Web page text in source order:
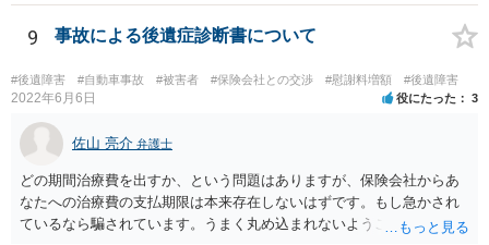
果と認定理由書も相手方任意保険会社から入手できる可能性がありま
す。 これらが難しくても、通院していた病院のカルテを取り付けるこ
と等で代替が可能な場合もあります。 事故からどの程度期間が経過し
ているがが定かではありませんが、昨年４月から既に１年半年程度経
過しており、時効なども意識しながら対応をしておきたいところで
す。 待っていても事態が打開しない可能性もあるため、依頼の対応が
可能な弁護士に個別に問い合わせ、上記の方法等を参考に進め方を相
談してみるのが望ましいかもしれません。
9 事故による後遺症診断書について
#後遺障害 #自動車事故 #被害者 #保険会社との交渉 #慰謝料増額 #後遺障害
2022年6月6日 役にたった 3
佐山 亮介 弁護士
どの期間治療費を出すか、という問題はありますが、保険会社からあ
なたへの治療費の支払期限は本来存在しないはずです。もし急かされ
ているなら騙されています。うまく丸め込まれないようご注意下さ